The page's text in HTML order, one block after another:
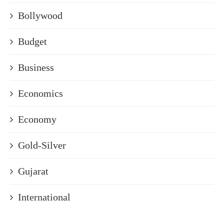
Bollywood
Budget
Business
Economics
Economy
Gold-Silver
Gujarat
International